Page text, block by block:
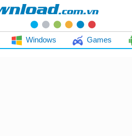
Windows Games